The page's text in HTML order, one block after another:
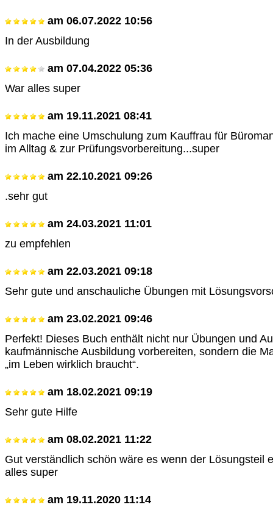
am 06.07.2022 10:56
In der Ausbildung
am 07.04.2022 05:36
War alles super
am 19.11.2021 08:41
Ich mache eine Umschulung zum Kauffrau für
im Alltag & zur Prüfungsvorbereitung...super
am 22.10.2021 09:26
.sehr gut
am 24.03.2021 11:01
zu empfehlen
am 22.03.2021 09:18
Sehr gute und anschauliche Übungen mit
am 23.02.2021 09:46
Perfekt! Dieses Buch enthält nicht nur Übungen und
kaufmännische Ausbildung vorbereiten, sondern die
„im Leben wirklich braucht“.
am 18.02.2021 09:19
Sehr gute Hilfe
am 08.02.2021 11:22
Gut verständlich schön wäre es wenn der Lösungsteil
alles super
am 19.11.2020 11:14